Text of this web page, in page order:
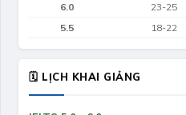
6.0
23-25
5.5
18-22
🗓 LỊCH KHAI GIẢNG